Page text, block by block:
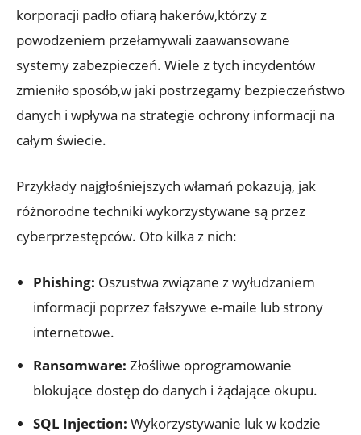
korporacji ⁤padło ofiarą hakerów,którzy z
powodzeniem przełamywali zaawansowane
systemy​ zabezpieczeń. Wiele z tych incydentów
⁤zmieniło sposób,w ⁢jaki ‌postrzegamy bezpieczeństwo
danych i wpływa na strategie ‍ochrony informacji na
całym świecie.
Przykłady najgłośniejszych włamań pokazują,‌ jak
różnorodne techniki wykorzystywane są przez
cyberprzestępców. Oto kilka z nich:
Phishing: Oszustwa związane z wyłudzaniem
‍informacji poprzez​ fałszywe ​e-maile lub strony
internetowe.
Ransomware: Złośliwe oprogramowanie‌
blokujące dostęp do danych i żądające okupu.
SQL Injection: ​Wykorzystywanie luk​ w kodzie